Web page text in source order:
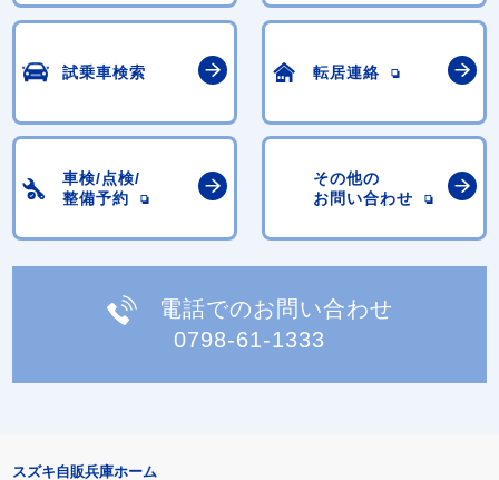
試乗車検索 転居連絡
車検/点検/
整備予約
その他の
お問い合わせ
電話でのお問い合わせ
0798-61-1333
スズキ自販兵庫ホーム